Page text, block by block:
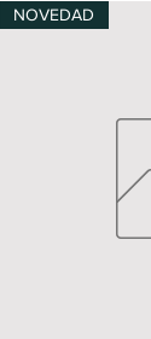
NOVEDAD